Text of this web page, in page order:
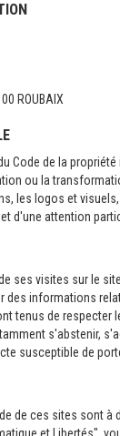
ROUBAIX
Code de la
ou la
les logos et
d'une attention
ses visites sur le
informations
tenus de
s'abstenir,
susceptible de
de ces sites sont à